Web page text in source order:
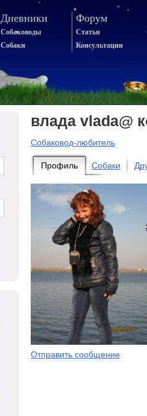
Дневники
Собаководы
Собаки
Форум
Статьи
Консультации
влада vlada@
Собаковод-любитель
Профиль Собаки
Отправить сообщение